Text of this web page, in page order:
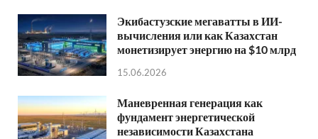
Экибастузские мегаватты в ИИ-
вычисления или как Казахстан
монетизирует энергию на $10 млрд
15.06.2026
Маневренная генерация как
фундамент энергетической
независимости Казахстана